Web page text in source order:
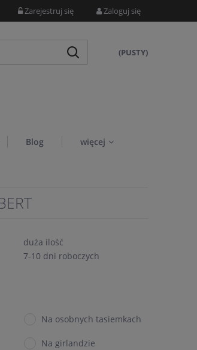
Zarejestruj się Zaloguj się
(PUSTY)
Blog więcej
duża ilość
7-10 dni roboczych
Na osobnych tasiemkach
Na girlandzie